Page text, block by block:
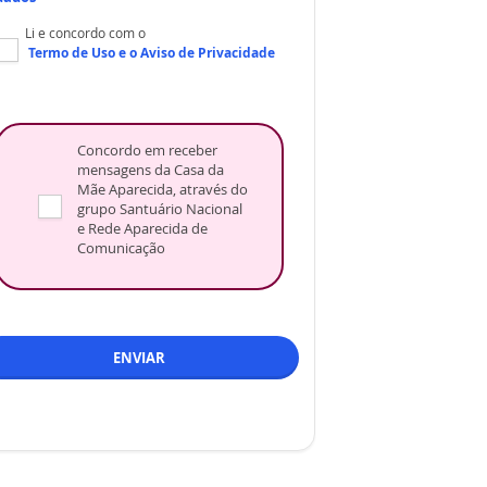
Li e concordo com o
Termo de Usoe oAviso de Privacidade
Concordo em receber
mensagens da Casa da
Mãe Aparecida, através do
grupo Santuário Nacional
e Rede Aparecida de
Comunicação
ENVIAR